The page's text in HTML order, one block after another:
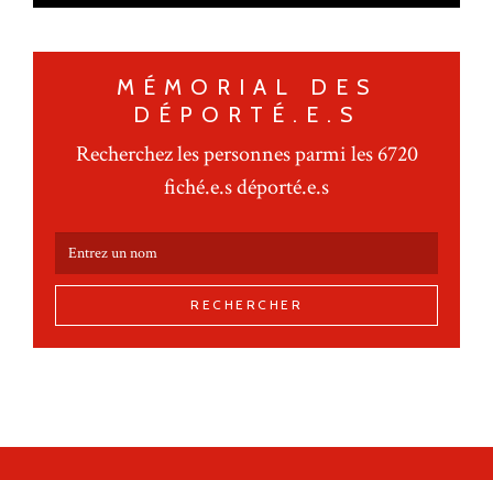
MÉMORIAL DES
DÉPORTÉ.E.S
Recherchez les personnes parmi les 6720
fiché.e.s déporté.e.s
RECHERCHER